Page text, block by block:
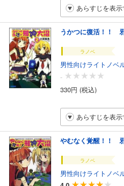
あらすじを表示
うかつに復活！！
ラノベ
男性向けライトノベ
-
330円 (税込)
あらすじを表示
やむなく覚醒！！
ラノベ
男性向けライトノベ